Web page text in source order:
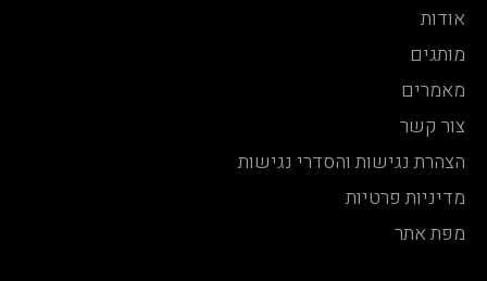
אודות
מותגים
מאמרים
צור קשר
הצהרת נגישות והסדרי נגישות
מדיניות פרטיות
מפת אתר